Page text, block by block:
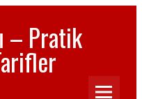
– Pratik
Pasta- Yemek- Kurabiye-